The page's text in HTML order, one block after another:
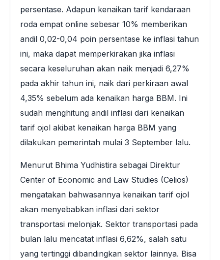
persentase. Adapun kenaikan tarif kendaraan
roda empat online sebesar 10% memberikan
andil 0,02-0,04 poin persentase ke inflasi tahun
ini, maka dapat memperkirakan jika inflasi
secara keseluruhan akan naik menjadi 6,27%
pada akhir tahun ini, naik dari perkiraan awal
4,35% sebelum ada kenaikan harga BBM. Ini
sudah menghitung andil inflasi dari kenaikan
tarif ojol akibat kenaikan harga BBM yang
dilakukan pemerintah mulai 3 September lalu.
Menurut Bhima Yudhistira sebagai Direktur
Center of Economic and Law Studies (Celios)
mengatakan bahwasannya kenaikan tarif ojol
akan menyebabkan inflasi dari sektor
transportasi melonjak. Sektor transportasi pada
bulan lalu mencatat inflasi 6,62%, salah satu
yang tertinggi dibandingkan sektor lainnya. Bisa